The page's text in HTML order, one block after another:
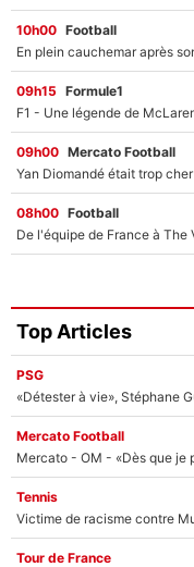
10h00 Football
09h15 Formule1
09h00 Mercato Football
08h00 Football
Top Articles
PSG
«Détester à vie», Stéphane
Mercato Football
Tennis
Tour de France